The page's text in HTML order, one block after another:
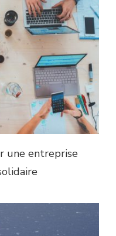
une entreprise